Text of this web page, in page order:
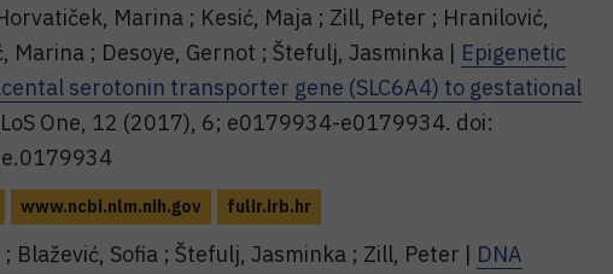
Marina ; Kesić, Maja ; Zill, Peter ; Hranilović,
Marina ; Desoye, Gernot ; Štefulj, Jasminka | Epigenetic
serotonin transporter gene (SLC6A4) to gestational
One, 12 (2017), 6; e0179934-e0179934. doi:
www.ncbi.nlm.nih.gov fulir.irb.hr
Blažević, Sofia ; Štefulj, Jasminka ; Zill, Peter | DNA